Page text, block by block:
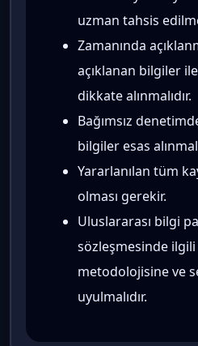
uzman tahsis
Zamanında
açıklanan bilgiler
dikkate alınmalıdır.
Bağımsız
bilgiler esas
Yararlanılan tüm
olması gerekir.
Uluslararası bilgi
sözleşmesinde
metodolojisine ve
uyulmalıdır.